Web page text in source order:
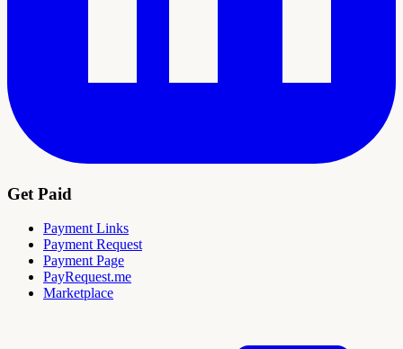
Get Paid
Payment Links
Payment Request
Payment Page
PayRequest.me
Marketplace